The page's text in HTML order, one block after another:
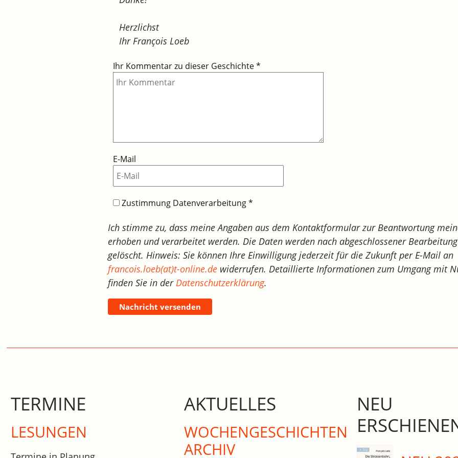
Herzlichst
Ihr François Loeb
Ihr Kommentar zu dieser Geschichte*
E-Mail
Zustimmung Datenverarbeitung*
Ich stimme zu, dass meine Angaben aus dem Kontaktformular zur Beantwortung
erhoben und verarbeitet werden. Die Daten werden nach abgeschlossener
gelöscht. Hinweis: Sie können Ihre Einwilligung jederzeit für die Zukunft per E-Mail an
francois.loeb(at)t-online.de widerrufen. Detaillierte Informationen zum Umgang mit
finden Sie in der Datenschutzerklärung.
Nachricht versenden
TERMINE
LESUNGEN
AKTUELLES
WOCHEN­GE­SCHICHTEN
ARCHIV
NEU